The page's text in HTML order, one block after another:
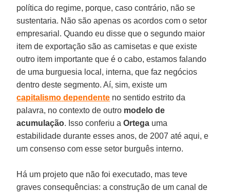
política do regime, porque, caso contrário, não se
sustentaria. Não são apenas os acordos com o setor
empresarial. Quando eu disse que o segundo maior
item de exportação são as camisetas e que existe
outro item importante que é o cabo, estamos falando
de uma burguesia local, interna, que faz negócios
dentro deste segmento. Aí, sim, existe um
capitalismo dependente no sentido estrito da
palavra, no contexto de outro modelo de
acumulação. Isso conferiu aOrtega uma
estabilidade durante esses anos, de 2007 até aqui, e
um consenso com esse setor burguês interno.
Há um projeto que não foi executado, mas teve
graves consequências: a construção de um canal de